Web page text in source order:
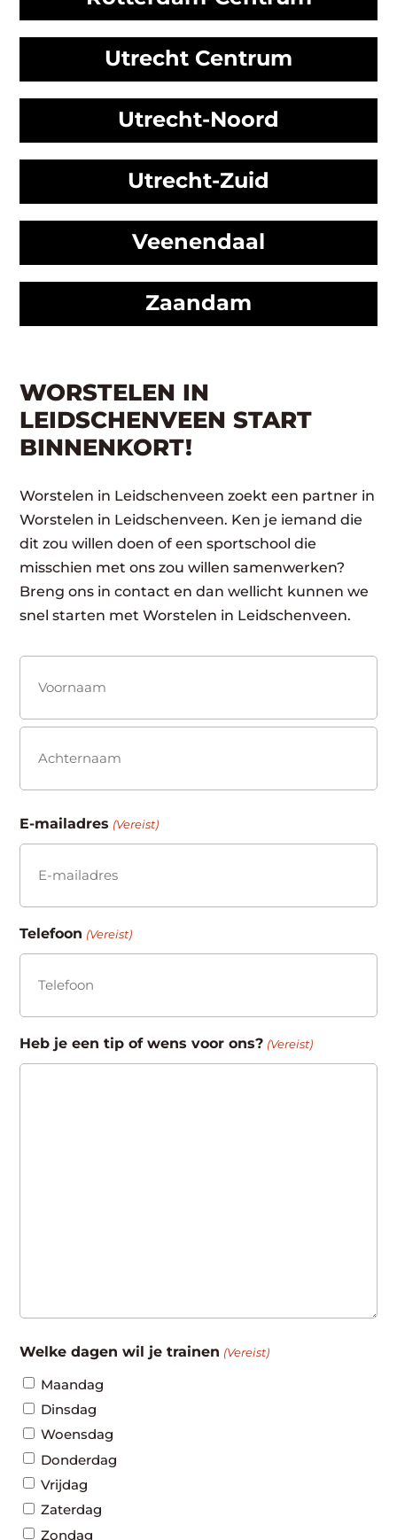
Utrecht Centrum
Utrecht-Noord
Utrecht-Zuid
Veenendaal
Zaandam
WORSTELEN IN
LEIDSCHENVEEN START
BINNENKORT!
Worstelen in Leidschenveen zoekt een partner in
Worstelen in Leidschenveen. Ken je iemand die
dit zou willen doen of een sportschool die
misschien met ons zou willen samenwerken?
Breng ons in contact en dan wellicht kunnen we
snel starten met Worstelen in Leidschenveen.
(Vereist)
Voornaam
E-mailadres (Vereist)
Telefoon (Vereist)
Heb je een tip of wens voor ons? (Vereist)
Welke dagen wil je trainen (Vereist)
Maandag
Dinsdag
Woensdag
Donderdag
Vrijdag
Zaterdag
Zondag